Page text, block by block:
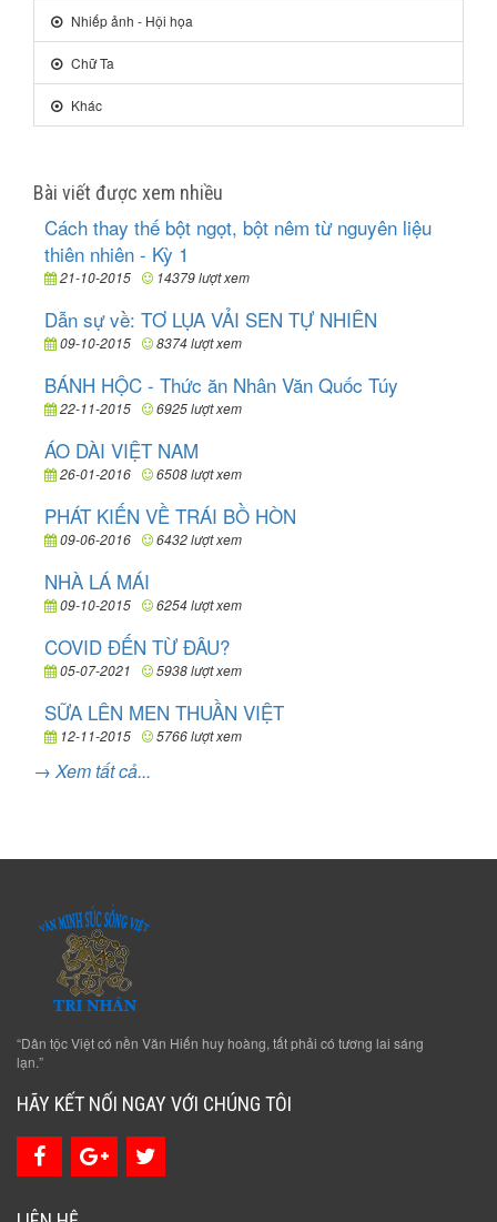
Nhiếp ảnh - Hội họa
Chữ Ta
Khác
Bài viết được xem nhiều
Cách thay thế bột ngọt, bột nêm từ nguyên liệu
thiên nhiên - Kỳ 1
21-10-2015 14379 lượt xem
Dẫn sự về: TƠ LỤA VẢI SEN TỰ NHIÊN
09-10-2015 8374 lượt xem
BÁNH HỘC - Thức ăn Nhân Văn Quốc Túy
22-11-2015 6925 lượt xem
ÁO DÀI VIỆT NAM
26-01-2016 6508 lượt xem
PHÁT KIẾN VỀ TRÁI BỒ HÒN
09-06-2016 6432 lượt xem
NHÀ LÁ MÁI
09-10-2015 6254 lượt xem
COVID ĐẾN TỪ ĐÂU?
05-07-2021 5938 lượt xem
SỮA LÊN MEN THUẦN VIỆT
12-11-2015 5766 lượt xem
→ Xem tất cả...
“Dân tộc Việt có nền Văn Hiến huy hoàng, tất phải có tương lai sáng
lạn.”
HÃY KẾT NỐI NGAY VỚI CHÚNG TÔI